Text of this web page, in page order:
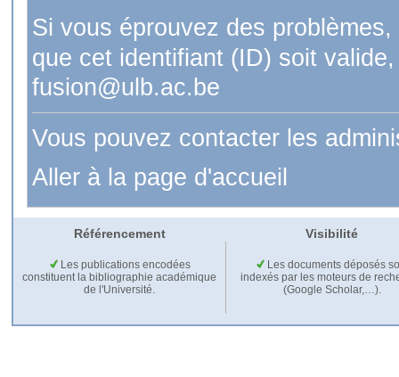
Si vous éprouvez des
que cet identifiant (ID) soit
fusion@ulb.ac.be
Vous pouvez contacter les
Aller à la page d'accueil
Référencement Visibilité
Les publications encodées
constituent la bibliographie académique
de l'Université.
Les documents déposés
indexés par les moteurs de
(Google Scholar,…).